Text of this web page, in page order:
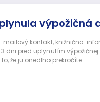
výpožičná
mailový kontakt, knižnično-
dni pred uplynutím
že ju onedlho prekročíte.